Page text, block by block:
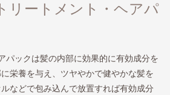
リートメント・ヘアパ
パックは髪の内部に効果的に有効成分を
栄養を与え、ツヤやかで健やかな髪を
などで包み込んで放置すれば有効成分